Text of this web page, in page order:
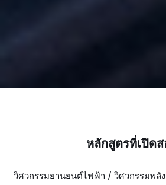
หลักสูตรที่เปิด
วิศวกรรมยานยนต์ไฟฟ้า / วิศวกรรมพลั